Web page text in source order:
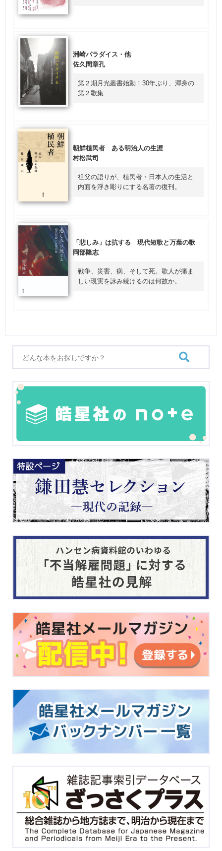
洲崎パラダイス・他
佐久間章孔
第２期月光叢書始動！30年ぶり、渾身の
第２歌集
朝鮮植民者 ある明治人の生涯
村松武司
祖父の語りが、植民者・日本人の生活と
内面を浮き彫りにする名著の復刊。
「悲しみ」は抗する 現代短歌と万葉の歌
岡部隆志
戦争、災害、病、そして死。歌人が痛ま
しい現実を詠み続けるのは何故か。